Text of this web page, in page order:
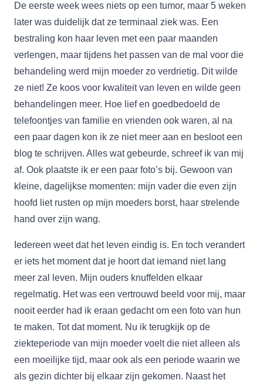
De eerste week wees niets op een tumor, maar 5 weken
later was duidelijk dat ze terminaal ziek was. Een
bestraling kon haar leven met een paar maanden
verlengen, maar tijdens het passen van de mal voor die
behandeling werd mijn moeder zo verdrietig. Dit wilde
ze niet! Ze koos voor kwaliteit van leven en wilde geen
behandelingen meer. Hoe lief en goedbedoeld de
telefoontjes van familie en vrienden ook waren, al na
een paar dagen kon ik ze niet meer aan en besloot een
blog te schrijven. Alles wat gebeurde, schreef ik van mij
af. Ook plaatste ik er een paar foto’s bij. Gewoon van
kleine, dagelijkse momenten: mijn vader die even zijn
hoofd liet rusten op mijn moeders borst, haar strelende
hand over zijn wang.
Iedereen weet dat het leven eindig is. En toch verandert
er iets het moment dat je hoort dat iemand niet lang
meer zal leven. Mijn ouders knuffelden elkaar
regelmatig. Het was een vertrouwd beeld voor mij, maar
nooit eerder had ik eraan gedacht om een foto van hun
te maken. Tot dat moment. Nu ik terugkijk op de
ziekteperiode van mijn moeder voelt die niet alleen als
een moeilijke tijd, maar ook als een periode waarin we
als gezin dichter bij elkaar zijn gekomen. Naast het